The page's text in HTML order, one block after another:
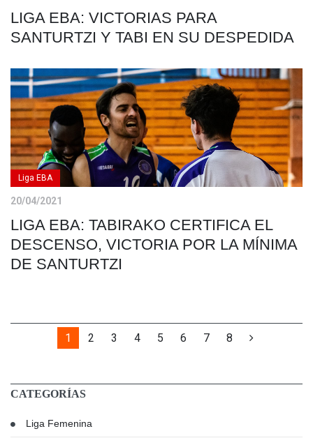
LIGA EBA: VICTORIAS PARA
SANTURTZI Y TABI EN SU DESPEDIDA
Liga EBA
20/04/2021
LIGA EBA: TABIRAKO CERTIFICA EL
DESCENSO, VICTORIA POR LA MÍNIMA
DE SANTURTZI
1 2 3 4 5 6 7 8
CATEGORÍAS
Liga Femenina